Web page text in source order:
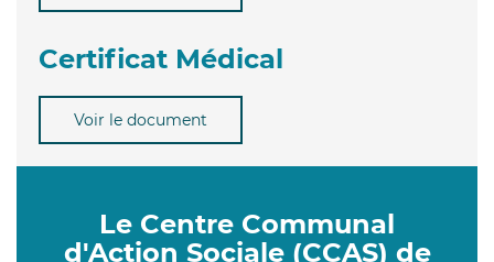
Certificat Médical
Voir le document
Le Centre Communal
d'Action Sociale (CCAS) de